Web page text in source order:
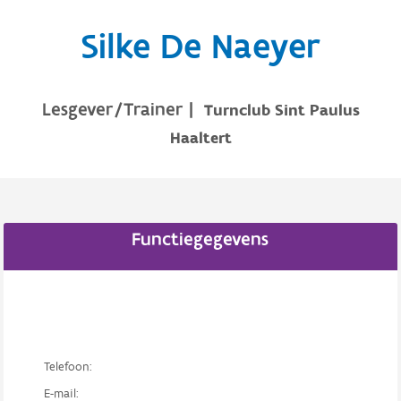
Silke De Naeyer
Lesgever/Trainer | Turnclub Sint Paulus
Haaltert
Functiegegevens
Telefoon:
E-mail: